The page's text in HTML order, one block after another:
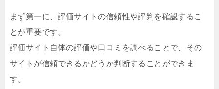
まず第一に、評価サイトの信頼性や評判を確認するこ
とが重要です。
評価サイト自体の評価や口コミを調べることで、その
サイトが信頼できるかどうか判断することができま
す。